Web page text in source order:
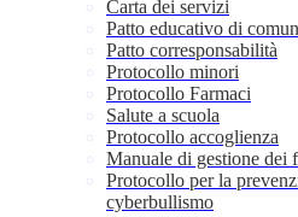
Carta dei servizi
Patto educativo di
Patto corresponsabilità
Protocollo minori
Protocollo Farmaci
Salute a scuola
Protocollo accoglienza
Manuale di gestione dei
Protocollo per la
cyberbullismo